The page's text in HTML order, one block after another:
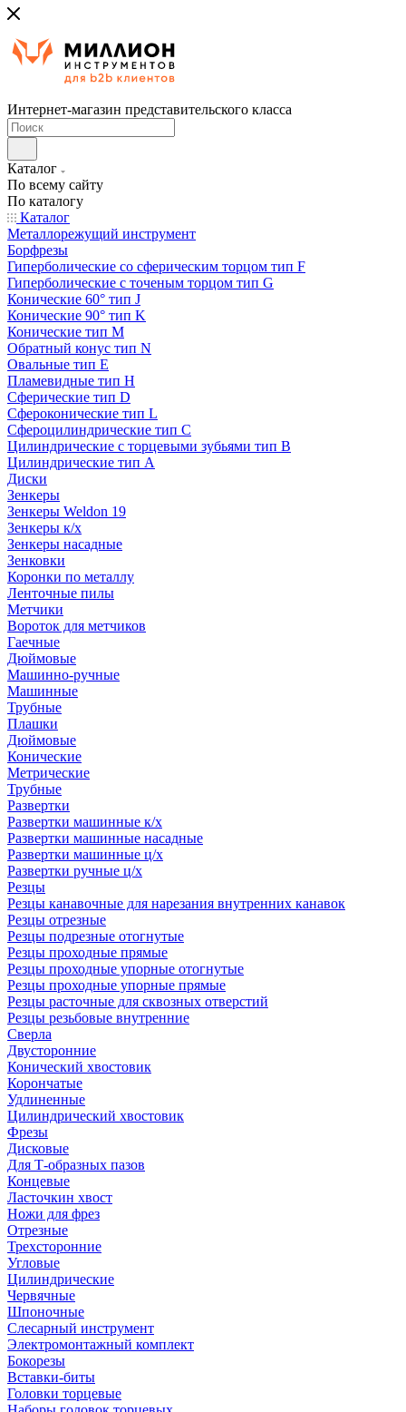
Интернет-магазин представительского класса
Каталог
По всему сайту
По каталогу
Каталог
Металлорежущий инструмент
Борфрезы
Гиперболические cо сферическим торцом тип F
Гиперболические с точеным торцом тип G
Конические 60° тип J
Конические 90° тип K
Конические тип M
Обратный конус тип N
Овальные тип E
Пламевидные тип H
Сферические тип D
Сфероконические тип L
Сфероцилиндрические тип C
Цилиндрические с торцевыми зубьями тип B
Цилиндрические тип А
Диски
Зенкеры
Зенкеры Weldon 19
Зенкеры к/х
Зенкеры насадные
Зенковки
Коронки по металлу
Ленточные пилы
Метчики
Вороток для метчиков
Гаечные
Дюймовые
Машинно-ручные
Машинные
Трубные
Плашки
Дюймовые
Конические
Метрические
Трубные
Развертки
Развертки машинные к/х
Развертки машинные насадные
Развертки машинные ц/х
Развертки ручные ц/х
Резцы
Резцы канавочные для нарезания внутренних канавок
Резцы отрезные
Резцы подрезные отогнутые
Резцы проходные прямые
Резцы проходные упорные отогнутые
Резцы проходные упорные прямые
Резцы расточные для сквозных отверстий
Резцы резьбовые внутренние
Сверла
Двусторонние
Конический хвостовик
Корончатые
Удлиненные
Цилиндрический хвостовик
Фрезы
Дисковые
Для Т-образных пазов
Концевые
Ласточкин хвост
Ножи для фрез
Отрезные
Трехсторонние
Угловые
Цилиндрические
Червячные
Шпоночные
Слесарный инструмент
Электромонтажный комплект
Бокорезы
Вставки-биты
Головки торцевые